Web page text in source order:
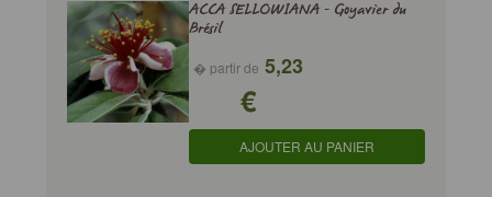
ACCA SELLOWIANA - Goyavier du
Brésil
� partir de 5,23
€
AJOUTER AU PANIER